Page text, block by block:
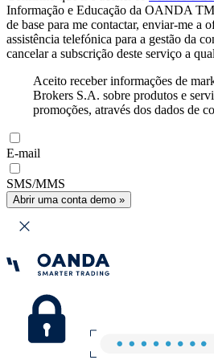
Informação e Educação da OANDA
de base para me contactar, enviar-me a
assistência telefónica para a gestão da
cancelar a subscrição deste serviço a
Aceito receber informações de
Brokers S.A. sobre produtos e
promoções, através dos dados de
E-mail
SMS/MMS
Abrir uma conta demo »